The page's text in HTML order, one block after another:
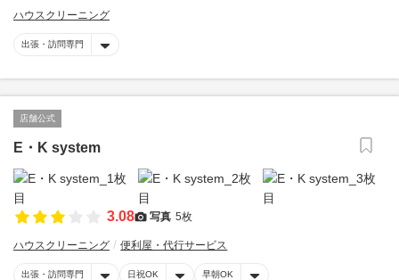
ハウスクリーニング
出張・訪問専門
店舗公式
E・K system
3.08 写真 5枚
ハウスクリーニング 便利屋・代行サービス
出張・訪問専門 日祝OK 早朝OK